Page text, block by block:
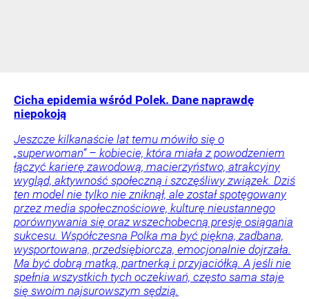
Cicha epidemia wśród Polek. Dane naprawdę
niepokoją
Jeszcze kilkanaście lat temu mówiło się o
„superwoman” – kobiecie, która miała z powodzeniem
łączyć karierę zawodową, macierzyństwo, atrakcyjny
wygląd, aktywność społeczną i szczęśliwy związek. Dziś
ten model nie tylko nie zniknął, ale został spotęgowany
przez media społecznościowe, kulturę nieustannego
porównywania się oraz wszechobecną presję osiągania
sukcesu. Współczesna Polka ma być piękna, zadbana,
wysportowana, przedsiębiorcza, emocjonalnie dojrzała.
Ma być dobrą matką, partnerką i przyjaciółką. A jeśli nie
spełnia wszystkich tych oczekiwań, często sama staje
się swoim najsurowszym sędzią.